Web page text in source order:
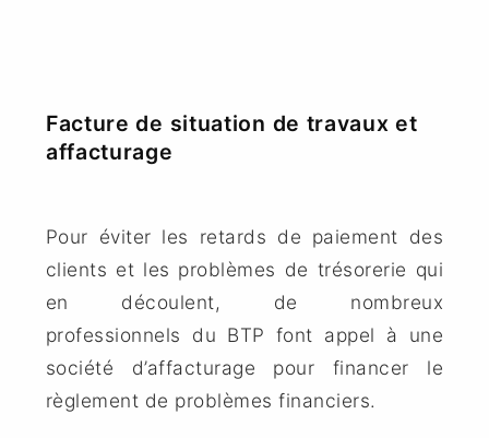
Facture de situation de travaux et
affacturage
Pour éviter les retards de paiement des
clients et les problèmes de trésorerie qui
en découlent, de nombreux
professionnels du BTP font appel à une
société d’affacturage pour financer le
règlement de problèmes financiers.